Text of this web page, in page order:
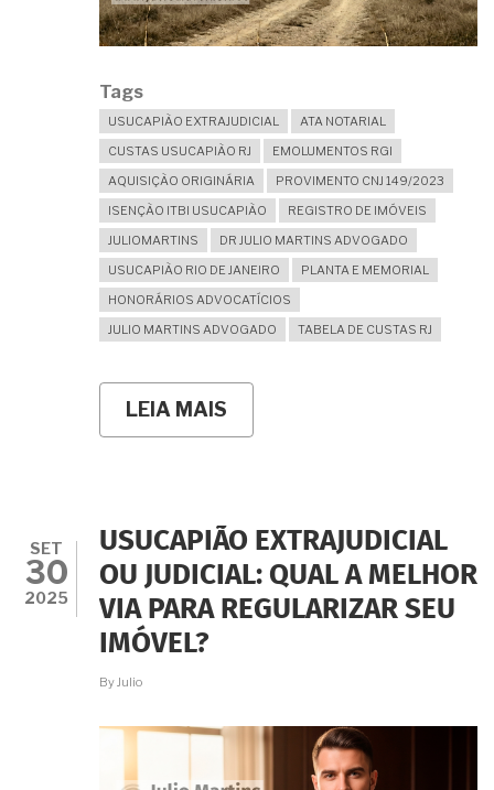
Tags
USUCAPIÃO EXTRAJUDICIAL
ATA NOTARIAL
CUSTAS USUCAPIÃO RJ
EMOLUMENTOS RGI
AQUISIÇÃO ORIGINÁRIA
PROVIMENTO CNJ 149/2023
ISENÇÃO ITBI USUCAPIÃO
REGISTRO DE IMÓVEIS
JULIOMARTINS
DR JULIO MARTINS ADVOGADO
USUCAPIÃO RIO DE JANEIRO
PLANTA E MEMORIAL
HONORÁRIOS ADVOCATÍCIOS
JULIO MARTINS ADVOGADO
TABELA DE CUSTAS RJ
LEIA MAIS
QUANTO
NO
RIO
DE
JANEIRO
EM
–
PORTARIA
SET
30
2025
USUCAPIÃO EXTRAJUDICIAL
OU JUDICIAL: QUAL A MELHOR
VIA PARA REGULARIZAR SEU
IMÓVEL?
ByJulio